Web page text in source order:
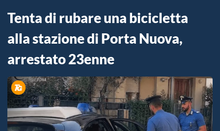
Tenta di rubare una bicicletta
alla stazione di Porta Nuova,
arrestato 23enne